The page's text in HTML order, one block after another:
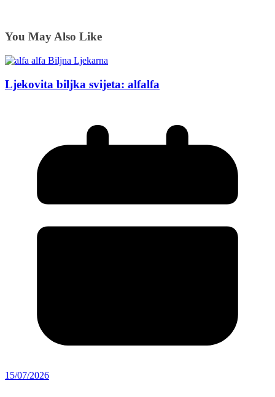
You May Also Like
Ljekovita biljka svijeta: alfalfa
15/07/2026